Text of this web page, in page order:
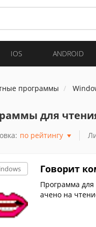
IOS ANDROID
программы
для
по рейтингу
Говорит
Программа для
ачено на